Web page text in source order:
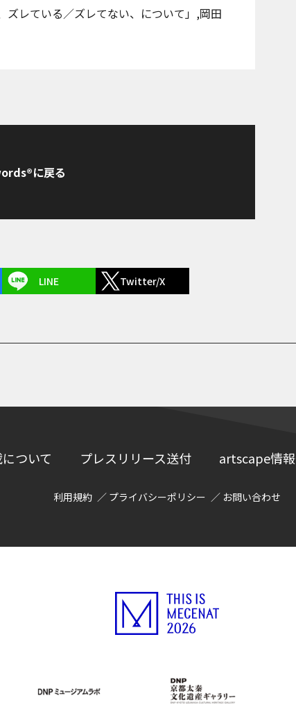
ズレている／ズレてない、について」,岡田
に戻る
LINE Twitter/X
ついて プレスリリース送付 artscape情
利用規約 プライバシーポリシー お問い合わせ